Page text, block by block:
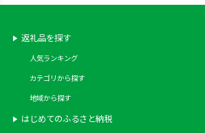
返礼品を探す
人気ランキング
カテゴリから探す
地域から探す
はじめてのふるさと納税